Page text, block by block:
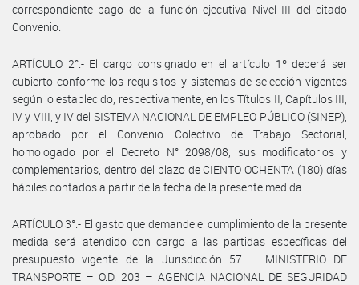
correspondiente pago de la función ejecutiva Nivel III del citado
Convenio.
ARTÍCULO 2°.- El cargo consignado en el artículo 1º deberá ser
cubierto conforme los requisitos y sistemas de selección vigentes
según lo establecido, respectivamente, en los Títulos II, Capítulos III,
IV y VIII, y IV del SISTEMA NACIONAL DE EMPLEO PÚBLICO (SINEP),
aprobado por el Convenio Colectivo de Trabajo Sectorial,
homologado por el Decreto N° 2098/08, sus modificatorios y
complementarios, dentro del plazo de CIENTO OCHENTA (180) días
hábiles contados a partir de la fecha de la presente medida.
ARTÍCULO 3°.- El gasto que demande el cumplimiento de la presente
medida será atendido con cargo a las partidas específicas del
presupuesto vigente de la Jurisdicción 57 – MINISTERIO DE
TRANSPORTE – O.D. 203 – AGENCIA NACIONAL DE SEGURIDAD